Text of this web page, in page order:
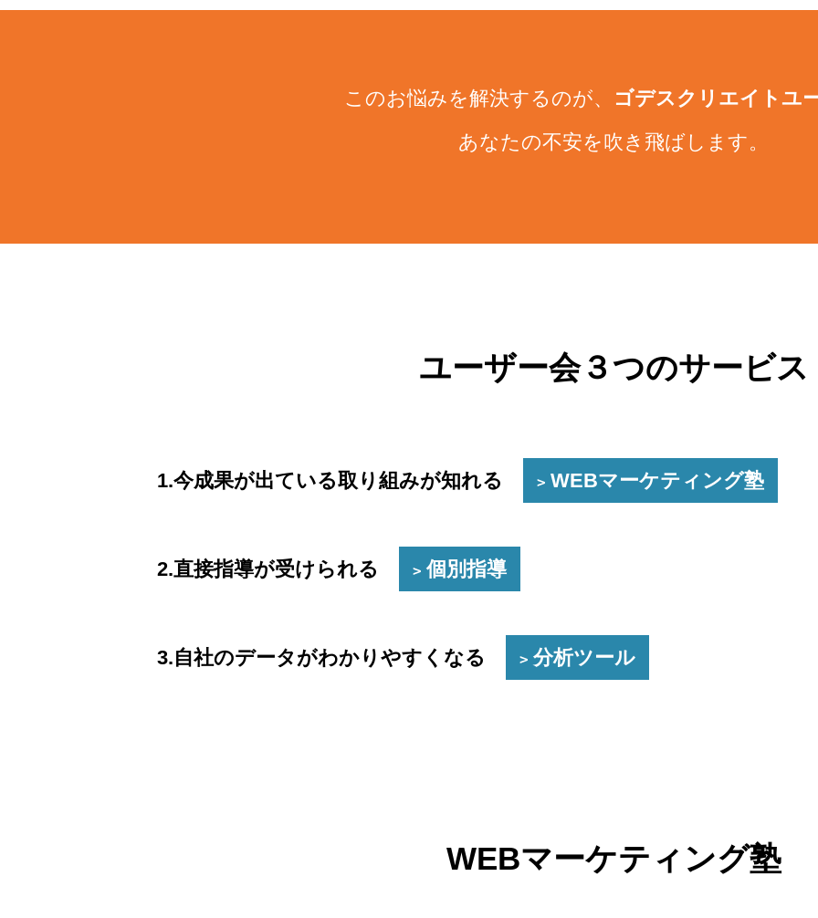
このお悩みを解決するのが、
ゴデスクリエイトユ
あなたの不安を吹き飛ばします。
ユーザー会３つのサービス
1.今成果が出ている取り組みが知れる WEBマーケティング塾
2.直接指導が受けられる 個別指導
3.自社のデータがわかりやすくなる 分析ツール
WEBマーケティング塾